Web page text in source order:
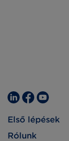
Első lépések
Rólunk